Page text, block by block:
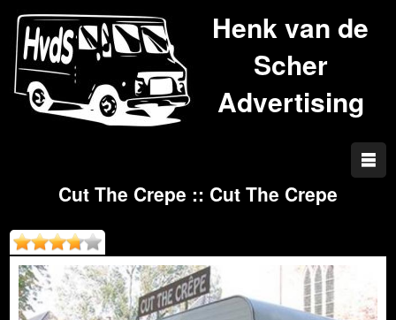
Henk van de
Scher
Advertising
Cut The Crepe :: Cut The Crepe